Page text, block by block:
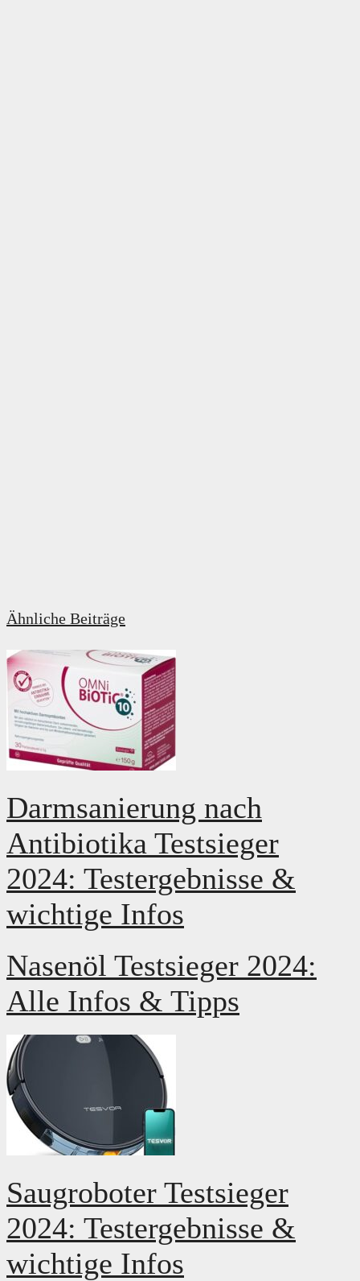
Ähnliche Beiträge
Darmsanierung nach
Antibiotika Testsieger
2024: Testergebnisse &
wichtige Infos
Nasenöl Testsieger 2024:
Alle Infos & Tipps
Saugroboter Testsieger
2024: Testergebnisse &
wichtige Infos